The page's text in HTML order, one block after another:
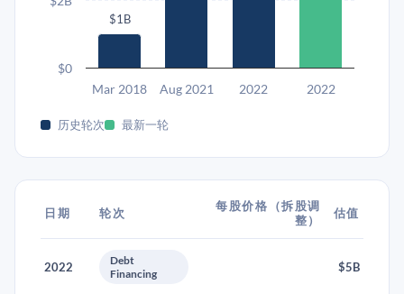
$1B
Mar 2018 Aug 2021 2022 2022
$0
历史轮次 最新一轮
日期 轮次
每股价格（拆股调
整）
估值
2022
Debt
Financing
$5B